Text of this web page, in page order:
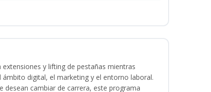
y lifting de pestañas mientras
digital, el marketing y el entorno laboral.
desean cambiar de carrera, este programa